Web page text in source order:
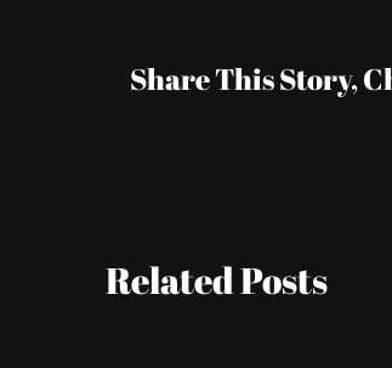
Share This Story,
Related Posts